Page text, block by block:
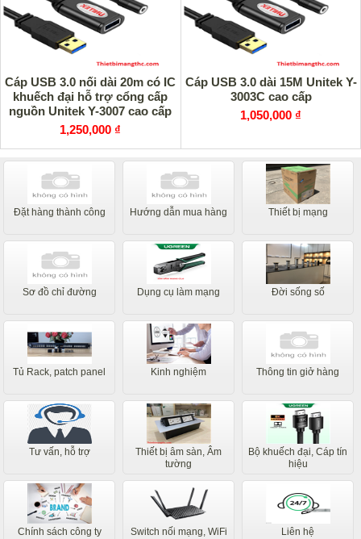
Cáp USB 3.0 nối dài 20m có IC
khuếch đại hỗ trợ cổng cấp
nguồn Unitek Y-3007 cao cấp
1,250,000 ₫
Cáp USB 3.0 dài 15M Unitek Y-
3003C cao cấp
1,050,000 ₫
Đặt hàng thành công Hướng dẫn mua hàng Thiết bị mạng
Sơ đồ chỉ đường Dụng cụ làm mạng Đời sống số
Tủ Rack, patch panel Kinh nghiệm Thông tin giở hàng
Tư vấn, hỗ trợ
Thiết bị âm sàn, Âm
tường
Bộ khuếch đại, Cáp tín
hiệu
Chính sách công ty Switch nối mạng, WiFi Liên hệ